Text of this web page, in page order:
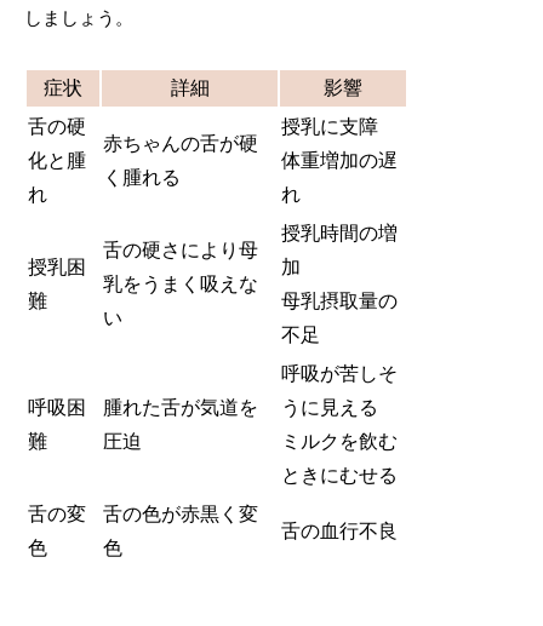
しましょう。
症状 詳細
影響
舌の硬
化と腫
れ
赤ちゃんの舌が硬
く腫れる
授乳に支障
体重増加の遅
れ
授乳困
難
舌の硬さにより母
乳をうまく吸えな
い
授乳時間の増
加
母乳摂取量の
不足
呼吸困
難
腫れた舌が気道を
圧迫
呼吸が苦しそ
うに見える
ミルクを飲む
ときにむせる
舌の変
色
舌の色が赤黒く変
色
舌の血行不良